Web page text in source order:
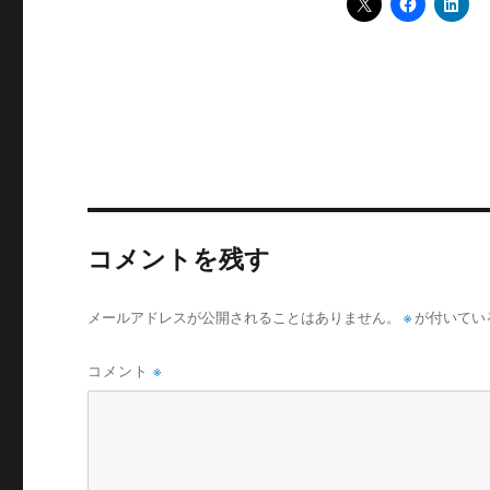
コメントを残す
メールアドレスが公開されることはありません。 ※ が付いて
コメント※